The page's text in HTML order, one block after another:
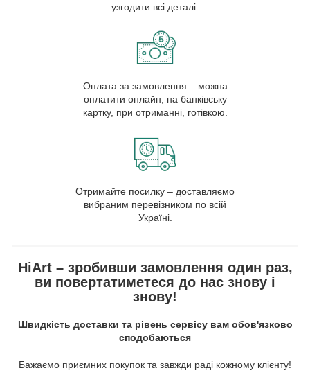
узгодити всі деталі.
Оплата за замовлення – можна
оплатити онлайн, на банківську
картку, при отриманні, готівкою.
Отримайте посилку – доставляємо
вибраним перевізником по всій
Україні.
HiArt – зробивши замовлення один раз,
ви повертатиметеся до нас знову і
знову!
Швидкість доставки та рівень сервісу вам обов'язково
сподобаються
Бажаємо приємних покупок та завжди раді кожному клієнту!